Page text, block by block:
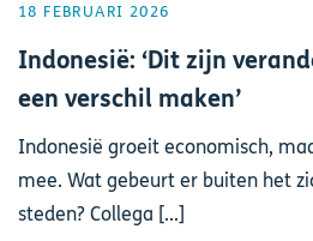
18 FEBRUARI 2026
Indonesië: ‘Dit zijn
een verschil maken’
Indonesië groeit economisch,
mee. Wat gebeurt er buiten het
steden? Collega [...]